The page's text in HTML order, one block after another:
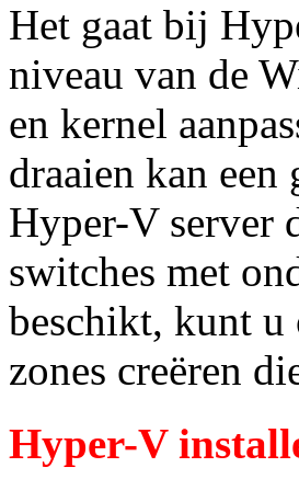
Het gaat bij
niveau van de
en kernel
draaien kan
Hyper-V server
switches met
beschikt, kunt u
zones creëren
Hyper-V